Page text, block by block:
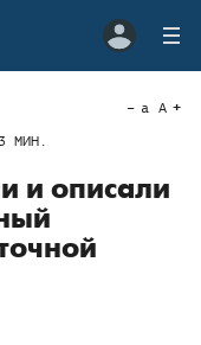
3 МИН.
a A
и описали